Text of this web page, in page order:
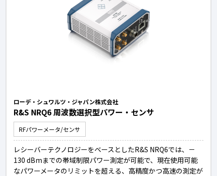
ローデ・シュワルツ・ジャパン株式会社
R&S NRQ6 周波数選択型パワー・センサ
RFパワーメータ/センサ
レシーバーテクノロジーをベースとしたR&S NRQ6では、－
130 dBmまでの帯域制限パワー測定が可能で、現在使用可能
なパワーメータのリミットを超える、高精度かつ高速の測定が